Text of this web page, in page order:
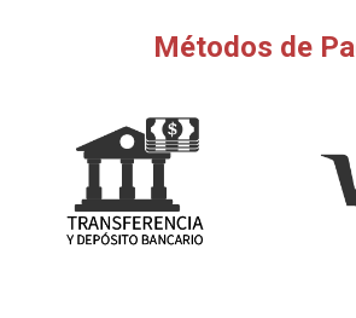
Métodos de